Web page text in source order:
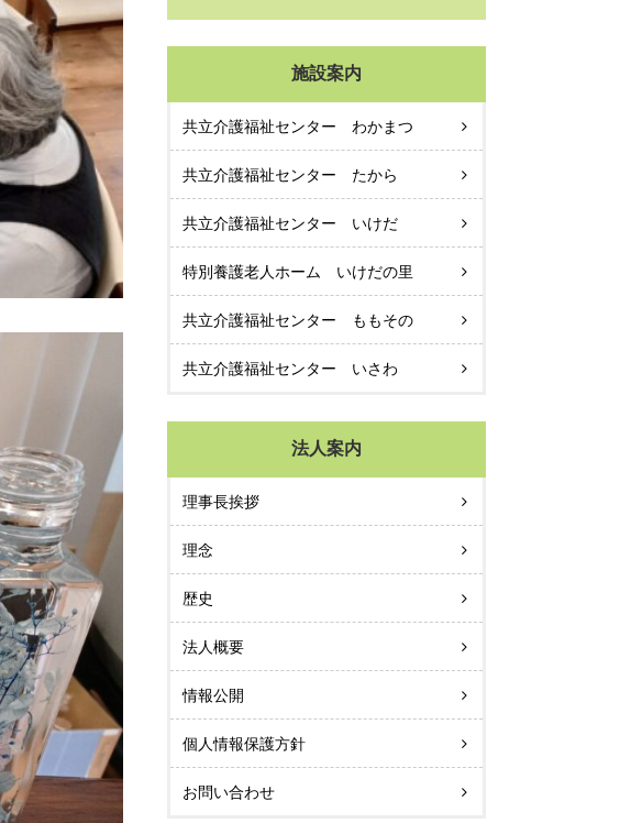
施設案内
共立介護福祉センター わかまつ
共立介護福祉センター たから
共立介護福祉センター いけだ
特別養護老人ホーム いけだの里
共立介護福祉センター ももその
共立介護福祉センター いさわ
法人案内
理事長挨拶
理念
歴史
法人概要
情報公開
個人情報保護方針
お問い合わせ